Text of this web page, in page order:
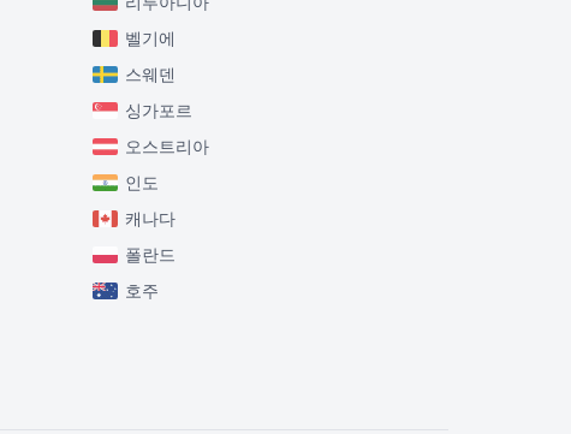
벨기에
스웨덴
싱가포르
오스트리아
인도
캐나다
폴란드
호주